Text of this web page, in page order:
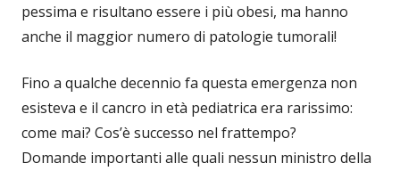
pessima e risultano essere i più obesi, ma hanno
anche il maggior numero di patologie tumorali!
Fino a qualche decennio fa questa emergenza non
esisteva e il cancro in età pediatrica era rarissimo:
come mai? Cos’è successo nel frattempo?
Domande importanti alle quali nessun ministro della